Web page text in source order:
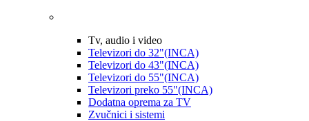
Tv, audio i video
Televizori do 32"(INCA)
Televizori do 43"(INCA)
Televizori do 55"(INCA)
Televizori preko 55"(INCA)
Dodatna oprema za TV
Zvučnici i sistemi